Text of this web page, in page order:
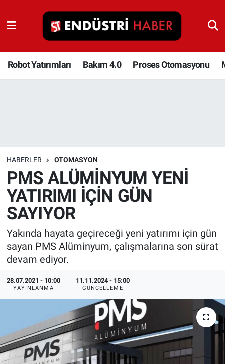
Robot Yatırımları Bakım 4.0 Proses Otomasyonu
HABERLER OTOMASYON
PMS ALÜMİNYUM YENİ
YATIRIMI İÇİN GÜN
SAYIYOR
Yakında hayata geçireceği yeni yatırımı için gün
sayan PMS Alüminyum, çalışmalarına son sürat
devam ediyor.
28.07.2021 - 10:00
YAYINLANMA
11.11.2024 - 15:00
GÜNCELLEME
Robot Yatırımları
Bakım 4.0
Depolama Çözümleri
İnşaat ve Malzeme
HaberOrtak
EndüstriST
Enerjisini Üreten Fabrikalar
Endüstri 4.0 Uygulamaları
Ağır Sanayi Çözümleri